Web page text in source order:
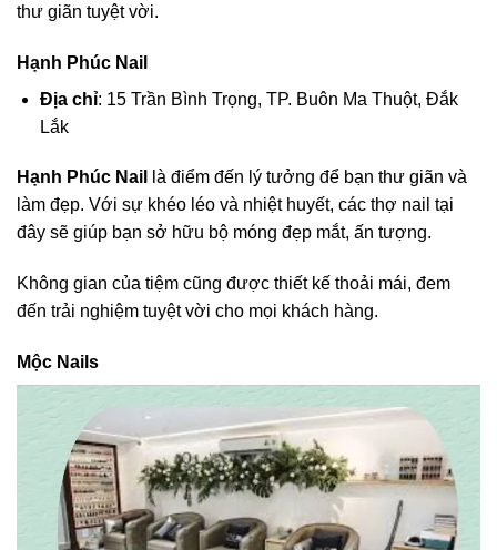
thư giãn tuyệt vời.
Hạnh Phúc Nail
Địa chỉ: 15 Trần Bình Trọng, TP. Buôn Ma Thuột, Đắk
Lắk
Hạnh Phúc Nail
là điểm đến lý tưởng để bạn thư giãn và
làm đẹp. Với sự khéo léo và nhiệt huyết, các thợ nail tại
đây sẽ giúp bạn sở hữu bộ móng đẹp mắt, ấn tượng.
Không gian của tiệm cũng được thiết kế thoải mái, đem
đến trải nghiệm tuyệt vời cho mọi khách hàng.
Mộc Nails